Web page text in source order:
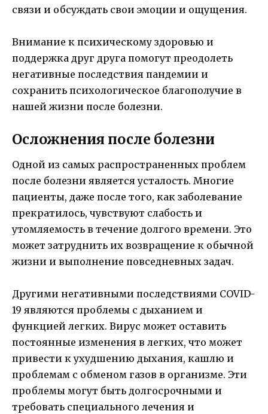
связи и обсуждать свои эмоции и ощущения.
Внимание к психическому здоровью и
поддержка друг друга помогут преодолеть
негативные последствия пандемии и
сохранить психологическое благополучие в
нашей жизни после болезни.
Осложнения после болезни
Одной из самых распространенных проблем
после болезни является усталость. Многие
пациенты, даже после того, как заболевание
прекратилось, чувствуют слабость и
утомляемость в течение долгого времени. Это
может затруднить их возвращение к обычной
жизни и выполнение повседневных задач.
Другими негативными последствиями COVID-
19 являются проблемы с дыханием и
функцией легких. Вирус может оставить
постоянные изменения в легких, что может
привести к ухудшению дыхания, кашлю и
проблемам с обменом газов в организме. Эти
проблемы могут быть долгосрочными и
требовать специального лечения и